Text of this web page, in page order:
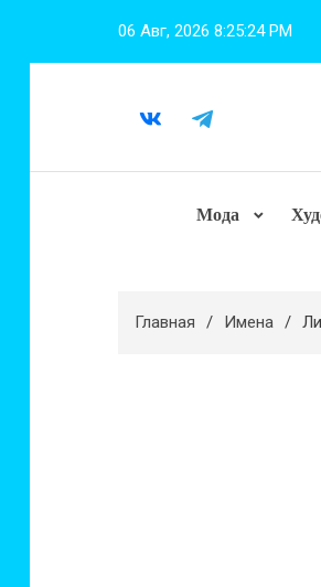
06 Авг, 2026 8:25:24 PM
Мода
Главная Имена